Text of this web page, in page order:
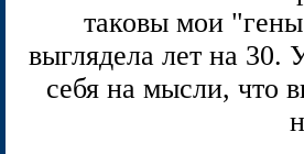
таковы мои
выглядела лет на 30.
себя на мысли, что